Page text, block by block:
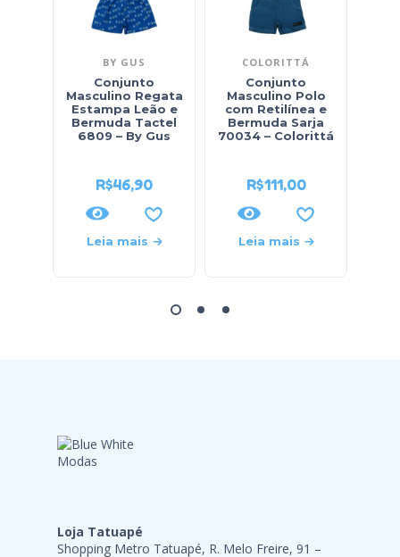
BY GUS
Conjunto
Masculino Regata
Estampa Leão e
Bermuda Tactel
6809 – By Gus
R$46,90
Leia mais
COLORITTÁ
Conjunto
Masculino Polo
com Retilínea e
Bermuda Sarja
70034 – Colorittá
R$111,00
Leia mais
Loja Tatuapé
Shopping Metro Tatuapé, R. Melo Freire, 91 –